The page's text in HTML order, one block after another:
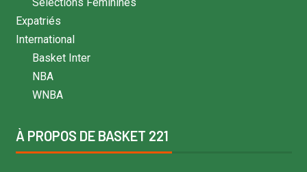
Expatriés
International
Basket Inter
NBA
WNBA
À PROPOS DE BASKET 221